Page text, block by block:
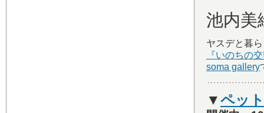
池内美
ヤスデと暮
『いのちの
soma gallery
▼ペッ